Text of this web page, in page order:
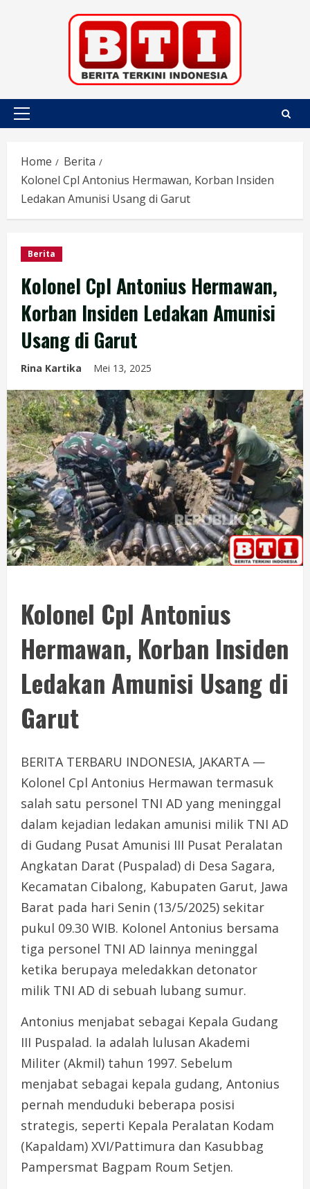
Primary
Home
Berita
Kolonel Cpl Antonius Hermawan, Korban Insiden
Ledakan Amunisi Usang di Garut
Berita
Kolonel Cpl Antonius Hermawan,
Korban Insiden Ledakan Amunisi
Usang di Garut
Rina Kartika Mei 13, 2025
Kolonel Cpl Antonius
Hermawan, Korban Insiden
Ledakan Amunisi Usang di
Garut
BERITA TERBARU INDONESIA, JAKARTA —
Kolonel Cpl Antonius Hermawan termasuk
salah satu personel TNI AD yang meninggal
dalam kejadian ledakan amunisi milik TNI AD
di Gudang Pusat Amunisi III Pusat Peralatan
Angkatan Darat (Puspalad) di Desa Sagara,
Kecamatan Cibalong, Kabupaten Garut, Jawa
Barat pada hari Senin (13/5/2025) sekitar
pukul 09.30 WIB. Kolonel Antonius bersama
tiga personel TNI AD lainnya meninggal
ketika berupaya meledakkan detonator
milik TNI AD di sebuah lubang sumur.
Antonius menjabat sebagai Kepala Gudang
III Puspalad. Ia adalah lulusan Akademi
Militer (Akmil) tahun 1997. Sebelum
menjabat sebagai kepala gudang, Antonius
pernah menduduki beberapa posisi
strategis, seperti Kepala Peralatan Kodam
(Kapaldam) XVI/Pattimura dan Kasubbag
Pampersmat Bagpam Roum Setjen.